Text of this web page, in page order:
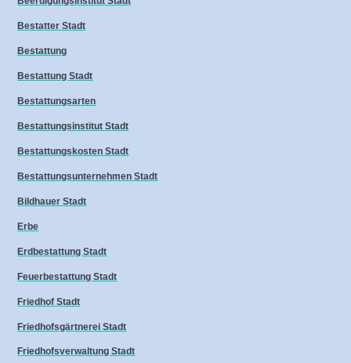
Bestatter Stadt
Bestattung
Bestattung Stadt
Bestattungsarten
Bestattungsinstitut Stadt
Bestattungskosten Stadt
Bestattungsunternehmen Stadt
Bildhauer Stadt
Erbe
Erdbestattung Stadt
Feuerbestattung Stadt
Friedhof Stadt
Friedhofsgärtnerei Stadt
Friedhofsverwaltung Stadt